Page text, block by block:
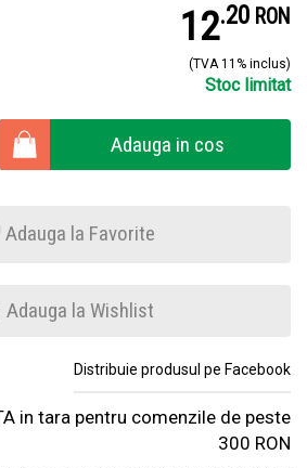
12.2 RON
(TVA 11% inclus)
Stoc limitat
Adauga in cos
Adauga la Favorite
Adauga la Wishlist
Distribuie produsul pe Facebook
in tara pentru comenzile de peste
300 RON